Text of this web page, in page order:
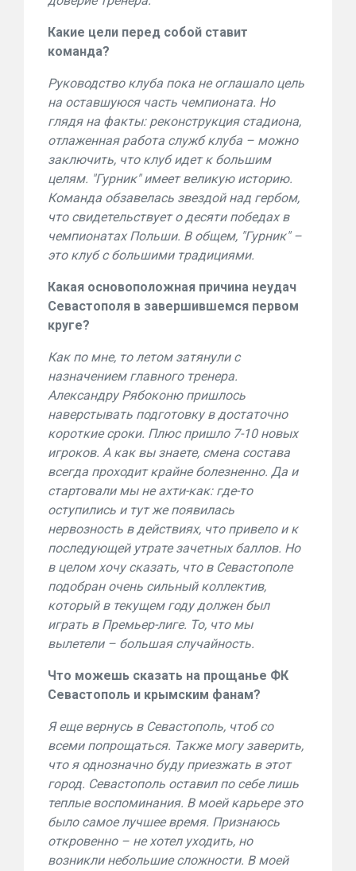
Какие цели перед собой ставит
команда?
Руководство клуба пока не оглашало цель
на оставшуюся часть чемпионата. Но
глядя на факты: реконструкция стадиона,
отлаженная работа служб клуба – можно
заключить, что клуб идет к большим
целям. "Гурник" имеет великую историю.
Команда обзавелась звездой над гербом,
что свидетельствует о десяти победах в
чемпионатах Польши. В общем, "Гурник" –
это клуб с большими традициями.
Какая основоположная причина неудач
Севастополя в завершившемся первом
круге?
Как по мне, то летом затянули с
назначением главного тренера.
Александру Рябоконю пришлось
наверстывать подготовку в достаточно
короткие сроки. Плюс пришло 7-10 новых
игроков. А как вы знаете, смена состава
всегда проходит крайне болезненно. Да и
стартовали мы не ахти-как: где-то
оступились и тут же появилась
нервозность в действиях, что привело и к
последующей утрате зачетных баллов. Но
в целом хочу сказать, что в Севастополе
подобран очень сильный коллектив,
который в текущем году должен был
играть в Премьер-лиге. То, что мы
вылетели – большая случайность.
Что можешь сказать на прощанье ФК
Севастополь и крымским фанам?
Я еще вернусь в Севастополь, чтоб со
всеми попрощаться. Также могу заверить,
что я однозначно буду приезжать в этот
город. Севастополь оставил по себе лишь
теплые воспоминания. В моей карьере это
было самое лучшее время. Признаюсь
откровенно – не хотел уходить, но
возникли небольшие сложности. В моей